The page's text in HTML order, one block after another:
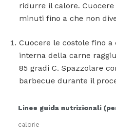
ridurre il calore.
minuti fino a che non
Cuocere le costole fino
interna della carne
85 gradi C. Spazzolare
barbecue durante il
Linee guida nutrizionali
calorie